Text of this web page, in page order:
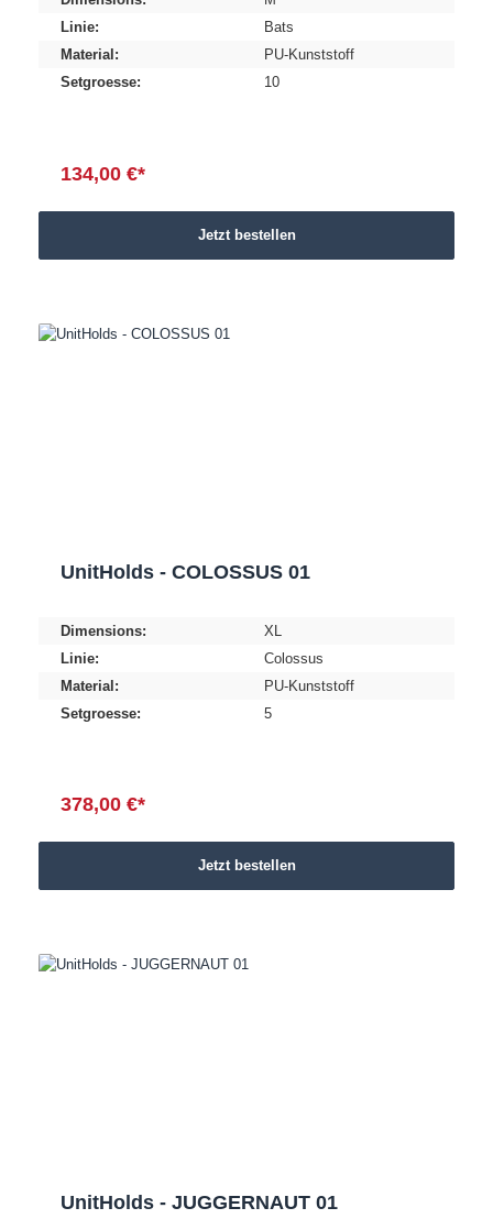
Linie:
Bats
Material:
PU-Kunststoff
Setgroesse:
10
134,00 €*
Jetzt bestellen
UnitHolds - COLOSSUS 01
Dimensions:
XL
Linie:
Colossus
Material:
PU-Kunststoff
Setgroesse:
5
378,00 €*
Jetzt bestellen
UnitHolds - JUGGERNAUT 01